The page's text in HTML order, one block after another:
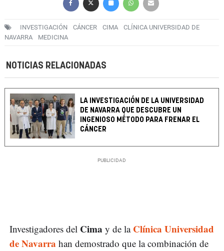
INVESTIGACIÓN CÁNCER CIMA
CLÍNICA UNIVERSIDAD DE
NAVARRA
MEDICINA
NOTICIAS RELACIONADAS
LA INVESTIGACIÓN DE LA UNIVERSIDAD
DE NAVARRA QUE DESCUBRE UN
INGENIOSO MÉTODO PARA FRENAR EL
CÁNCER
Investigadores del Cima y de la Clínica Universidad
de Navarra han demostrado que la combinación de